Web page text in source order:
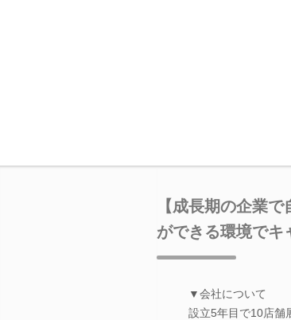
【成長期の企業
ができる環境でキ
▼会社について
設立5年目で10店舗